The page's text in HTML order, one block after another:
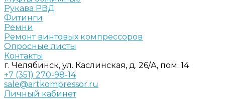
Рукава РВД
Фитинги
Ремни
Ремонт винтовых компрессоров
Опросные листы
Контакты
г. Челябинск, ул. Каслинская, д. 26/А, пом. 14
+7 (351) 270-98-14
sale@artkompressor.ru
Личный кабинет